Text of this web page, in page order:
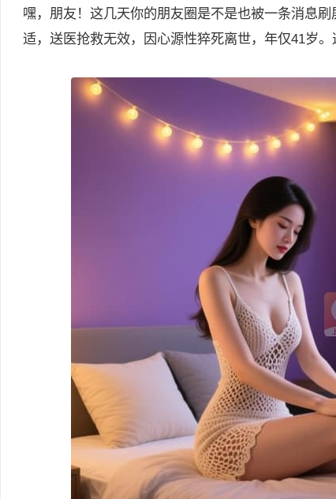
嘿，朋友！这几天你的朋友圈是不是也被一条消息
适，送医抢救无效，因心源性猝死离世，年仅41岁